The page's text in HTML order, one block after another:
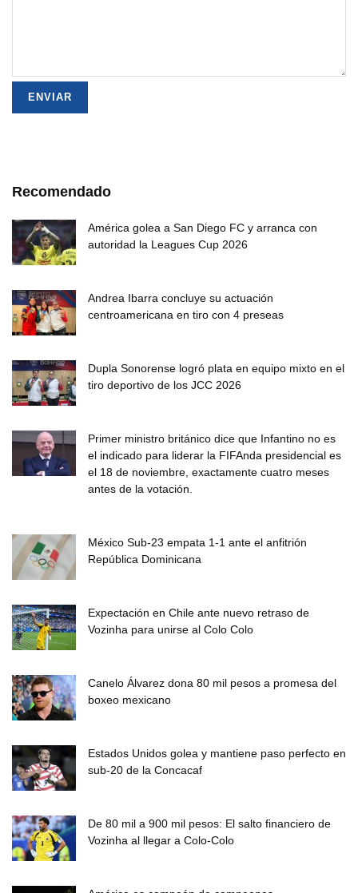
Recomendado
América golea a San Diego FC y arranca con
autoridad la Leagues Cup 2026
Andrea Ibarra concluye su actuación
centroamericana en tiro con 4 preseas
Dupla Sonorense logró plata en equipo mixto en el
tiro deportivo de los JCC 2026
Primer ministro británico dice que Infantino no es
el indicado para liderar la FIFAnda presidencial es
el 18 de noviembre, exactamente cuatro meses
antes de la votación.
México Sub-23 empata 1-1 ante el anfitrión
República Dominicana
Expectación en Chile ante nuevo retraso de
Vozinha para unirse al Colo Colo
Canelo Álvarez dona 80 mil pesos a promesa del
boxeo mexicano
Estados Unidos golea y mantiene paso perfecto en
sub-20 de la Concacaf
De 80 mil a 900 mil pesos: El salto financiero de
Vozinha al llegar a Colo-Colo